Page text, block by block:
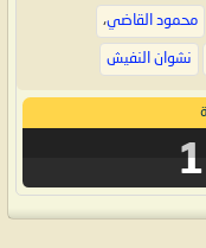
محمود القاضي،
نشوان النفيش